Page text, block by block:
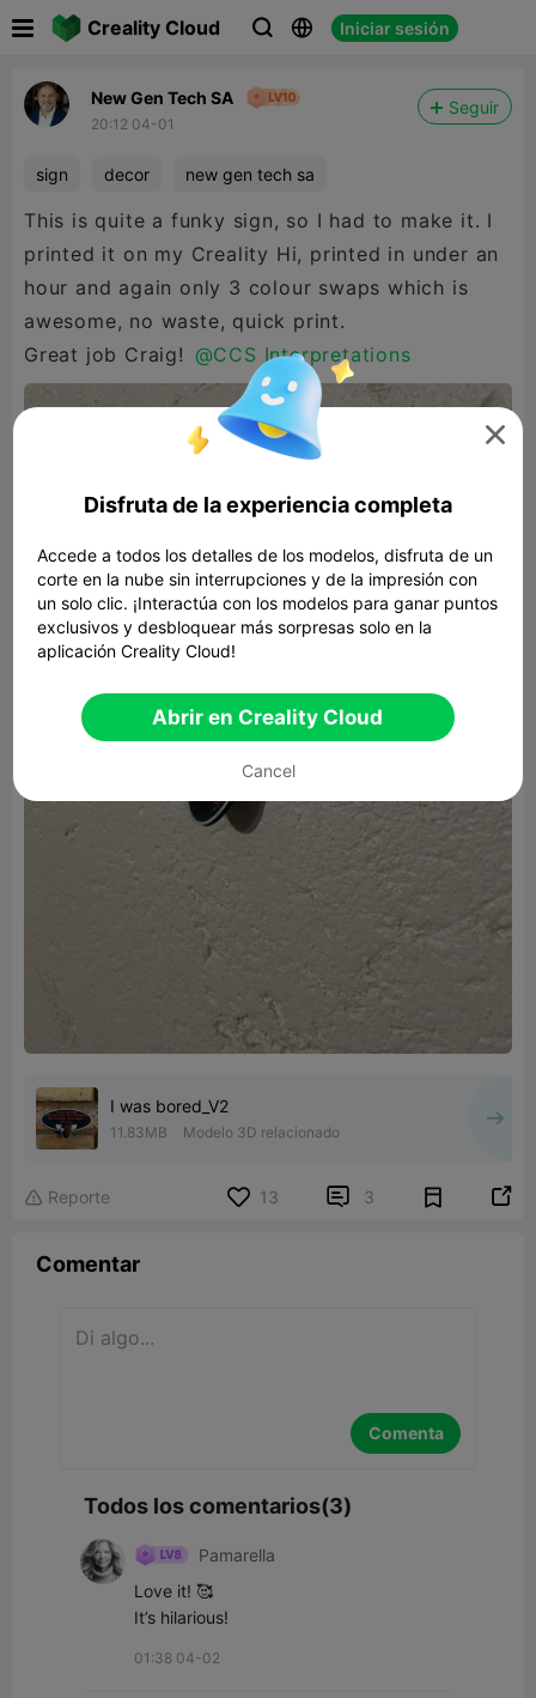
Creality Cloud   Iniciar sesión
New Gen Tech SA
20:12 04-01
Seguir
sign decor new gen tech sa
This is quite a funky sign, so I had to make it. I
printed it on my Creality Hi, printed in under an
hour and again only 3 colour swaps which is
awesome, no waste, quick print.
Great job Craig! @CCS Interpretations
I was bored_V2
11.83MB Modelo 3D relacionado
 Reporte 13  3 
Comentar
Comenta
Todos los comentarios(3)
Pamarella
Love it! 🥰
It’s hilarious!
01:38 04-02

Disfruta de la experiencia completa
Accede a todos los detalles de los modelos, disfruta de un
corte en la nube sin interrupciones y de la impresión con
un solo clic. ¡Interactúa con los modelos para ganar puntos
exclusivos y desbloquear más sorpresas solo en la
aplicación Creality Cloud!
Abrir en Creality Cloud
Cancel